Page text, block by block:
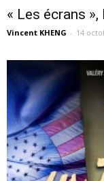
« Les écrans
Vincent KHENG - 14